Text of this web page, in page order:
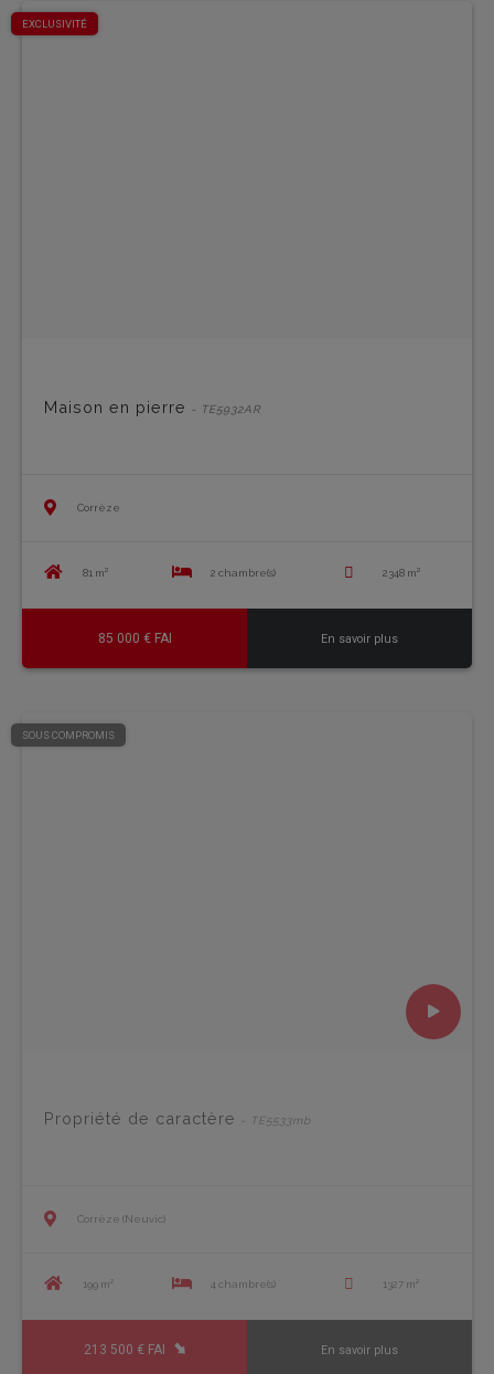
EXCLUSIVITÉ
Maison en pierre - TE5932AR
Corrèze
81 m² 2 chambre(s) 2348 m²
85 000 € FAI En savoir plus
SOUS COMPROMIS
Propriété de caractère - TE5533mb
Corrèze (Neuvic)
199 m² 4 chambre(s) 1327 m²
213 500 € FAI En savoir plus